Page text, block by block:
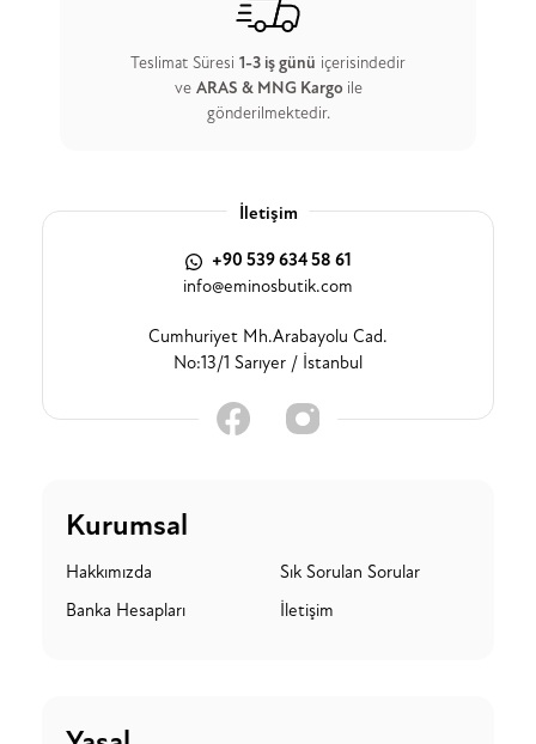
Teslimat Süresi 1-3 iş günü içerisindedir
ve ARAS & MNG Kargo ile
gönderilmektedir.
İletişim
+90 539 634 58 61
info@eminosbutik.com
Cumhuriyet Mh.Arabayolu Cad.
No:13/1 Sarıyer / İstanbul
Kurumsal
Hakkımızda
Sık Sorulan Sorular
Banka Hesapları
İletişim